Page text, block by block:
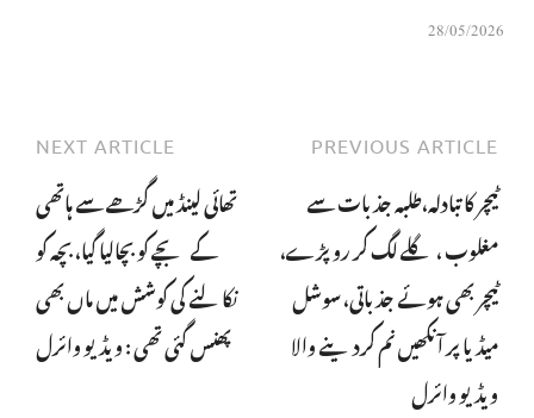
28/05/2026
PREVIOUS ARTICLE
ٹیچر کا تبادلہ،طلبہ جذبات سے
مغلوب ، گلے لگ کر روپڑے،
ٹیچر بھی ہوئے جذباتی، سوشل
میڈیا پر آنکھیں نم کردینے والا
ویڈیو وائرل
NEXT ARTICLE
تھائی لینڈ میں گڑھے سے ہاتھی
کے بچے کو بچالیا گیا، بچہ کو
نکالنے کی کوشش میں ماں بھی
پھنس گئی تھی : ویڈیو وائرل